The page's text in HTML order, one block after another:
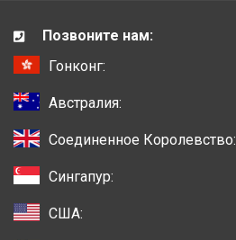
Позвоните нам:
Гонконг:
Австралия:
Соединенное Королевство:
Сингапур:
США: